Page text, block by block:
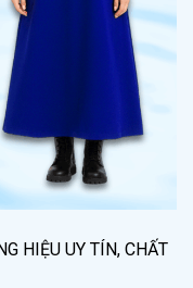
HIỆU UY TÍN, CHẤT